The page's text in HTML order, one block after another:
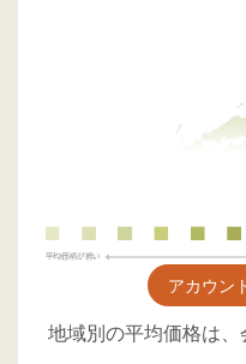
アカウン
地域別の平均価格は